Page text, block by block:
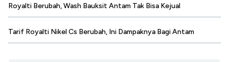
Royalti Berubah, Wash Bauksit Antam Tak Bisa Kejual
Tarif Royalti Nikel Cs Berubah, Ini Dampaknya Bagi Antam